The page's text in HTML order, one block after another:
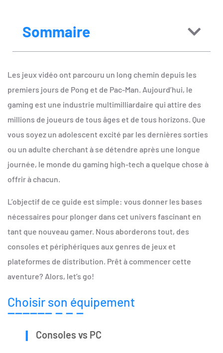
Sommaire
Les jeux vidéo ont parcouru un long chemin depuis les
premiers jours de Pong et de Pac-Man. Aujourd’hui, le
gaming est une industrie multimilliardaire qui attire des
millions de joueurs de tous âges et de tous horizons. Que
vous soyez un adolescent excité par les dernières sorties
ou un adulte cherchant à se détendre après une longue
journée, le monde du gaming high-tech a quelque chose à
offrir à chacun.
L’objectif de ce guide est simple: vous donner les bases
nécessaires pour plonger dans cet univers fascinant en
tant que nouveau gamer. Nous aborderons tout, des
consoles et périphériques aux genres de jeux et
plateformes de distribution. Prêt à commencer cette
aventure? Alors, let’s go!
Choisir son équipement
Consoles vs PC